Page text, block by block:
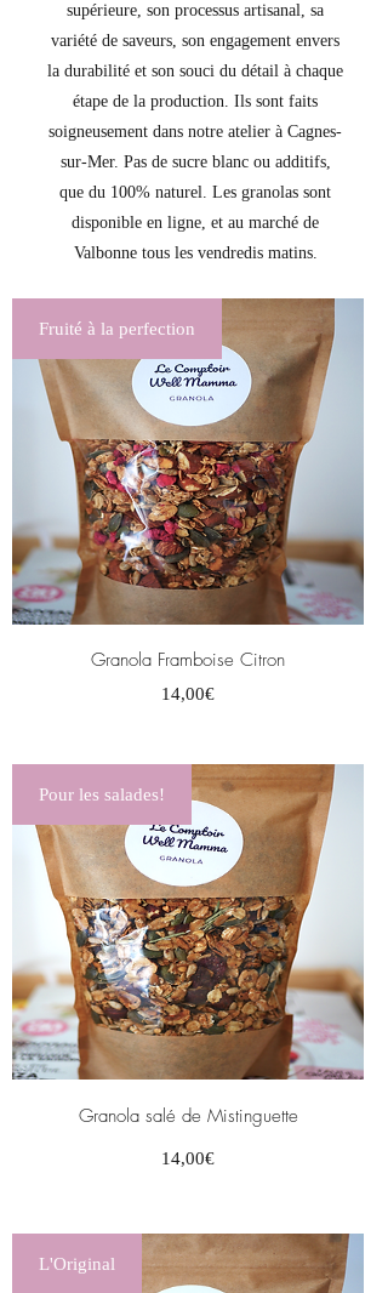
supérieure, son processus artisanal, sa
variété de saveurs, son engagement envers
la durabilité et son souci du détail à chaque
étape de la production. Ils sont faits
soigneusement dans notre atelier à Cagnes-
sur-Mer. Pas de sucre blanc ou additifs,
que du 100% naturel. Les granolas sont
disponible en ligne, et au marché de
Valbonne tous les vendredis matins.
Fruité à la perfection
Granola Framboise Citron
14,00€Prix
Pour les salades!
Granola salé de Mistinguette
14,00€Prix
L'Original